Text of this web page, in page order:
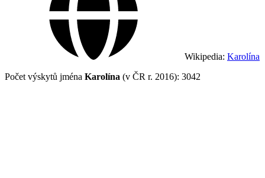
Wikipedia: Karolína
Počet výskytů jména Karolína (v ČR r. 2016): 3042